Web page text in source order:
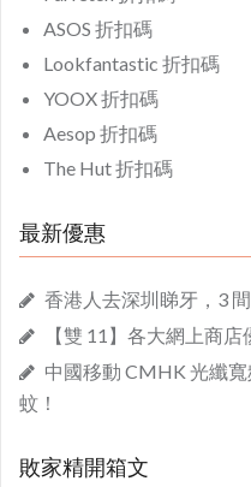
ASOS 折扣碼
Lookfantastic 折扣碼
YOOX 折扣碼
Aesop 折扣碼
The Hut 折扣碼
最新優惠
香港人去深圳睇牙，3
【雙 11】各大網上商店
中國移動 CMHK 光纖
蚊！
敗家精開箱文